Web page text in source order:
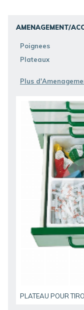
AMENAGEMENT/
Poignees
Plateaux
Plus
PLATEAU POUR